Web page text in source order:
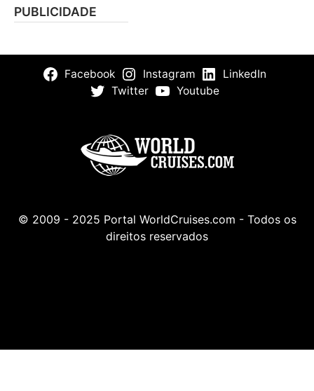
PUBLICIDADE
Facebook Instagram
LinkedIn
Twitter
Youtube
© 2009 - 2025 Portal WorldCruises.com - Todos os
direitos reservados